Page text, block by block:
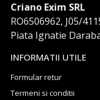
Criano Exim SRL
RO6506962, J05/
Piata Ignatie
INFORMATII UTILE
Formular retur
Termeni si conditii